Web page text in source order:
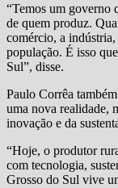
“Temos um governo
de quem produz.
comércio, a
população. É isso
Sul”, disse.
Paulo Corrêa
uma nova realidade,
inovação e da
“Hoje, o produtor
com tecnologia,
Grosso do Sul vive